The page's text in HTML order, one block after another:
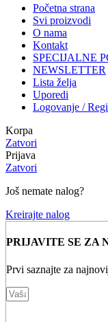
Početna strana
Svi proizvodi
O nama
Kontakt
SPECIJALNE
NEWSLETTER
Lista želja
Uporedi
Logovanje /
Korpa
Zatvori
Prijava
Zatvori
Još nemate nalog?
Kreirajte nalog
PRIJAVITE SE ZA
Prvi saznajte za